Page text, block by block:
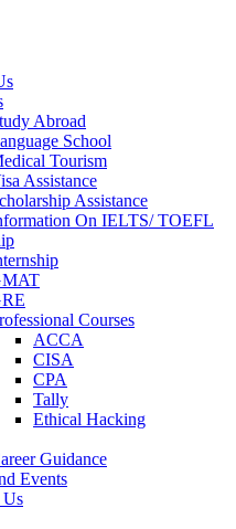
Abroad
School
Tourism
Assistance
Assistance
On IELTS/ TOEFL
Courses
ACCA
CISA
CPA
Tally
Ethical Hacking
Guidance
Events
Us